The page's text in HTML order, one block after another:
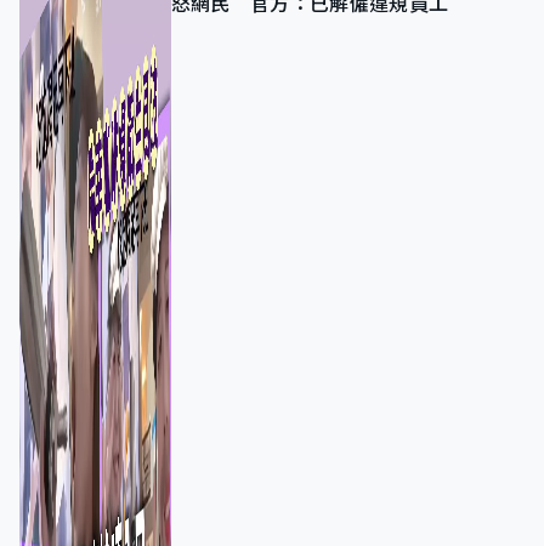
怒網民 官方：已解僱違規員工